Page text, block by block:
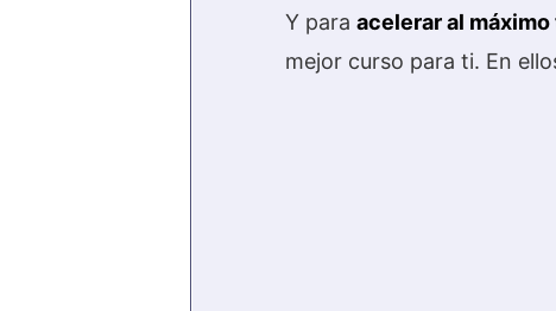
Y para acelerar al
mejor curso para ti. En